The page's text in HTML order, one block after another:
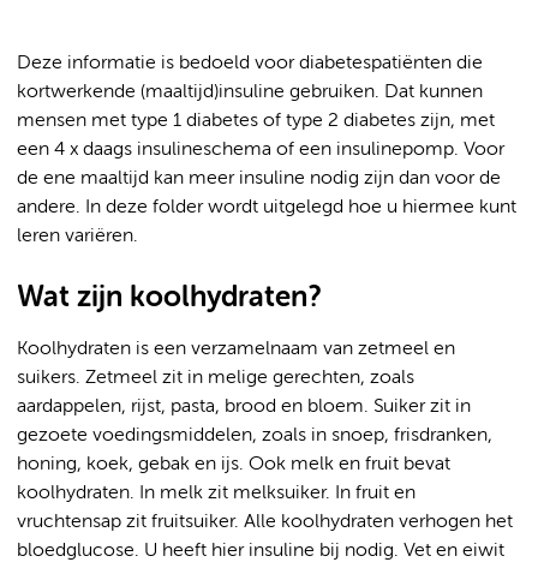
Deze informatie is bedoeld voor diabetespatiënten die
kortwerkende (maaltijd)insuline gebruiken. Dat kunnen
mensen met type 1 diabetes of type 2 diabetes zijn, met
een 4 x daags insulineschema of een insulinepomp. Voor
de ene maaltijd kan meer insuline nodig zijn dan voor de
andere. In deze folder wordt uitgelegd hoe u hiermee kunt
leren variëren.
Wat zijn koolhydraten?
Koolhydraten is een verzamelnaam van zetmeel en
suikers. Zetmeel zit in melige gerechten, zoals
aardappelen, rijst, pasta, brood en bloem. Suiker zit in
gezoete voedingsmiddelen, zoals in snoep, frisdranken,
honing, koek, gebak en ijs. Ook melk en fruit bevat
koolhydraten. In melk zit melksuiker. In fruit en
vruchtensap zit fruitsuiker. Alle koolhydraten verhogen het
bloedglucose. U heeft hier insuline bij nodig. Vet en eiwit